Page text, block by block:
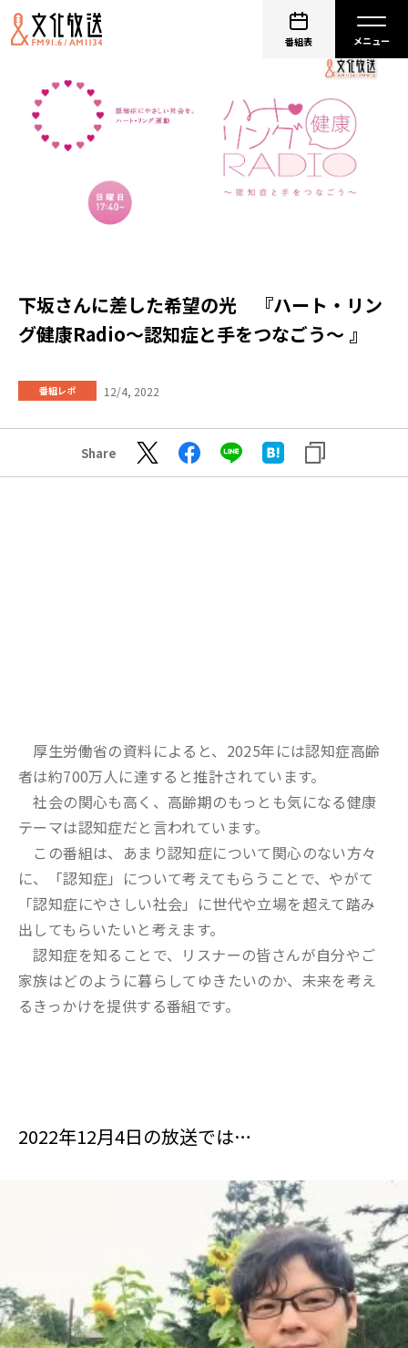
番組表
下坂さんに差した希望の光 『ハート・リン
グ健康Radio～認知症と手をつなごう〜 』
番組レポ 12/4, 2022
Share
厚生労働省の資料によると、2025年には認知症高齢
者は約700万人に達すると推計されています。
社会の関心も高く、高齢期のもっとも気になる健康
テーマは認知症だと言われています。
この番組は、あまり認知症について関心のない方々
に、「認知症」について考えてもらうことで、やがて
「認知症にやさしい社会」に世代や立場を超えて踏み
出してもらいたいと考えます。
認知症を知ることで、リスナーの皆さんが自分やご
家族はどのように暮らしてゆきたいのか、未来を考え
るきっかけを提供する番組です。
2022年12月4日の放送では…